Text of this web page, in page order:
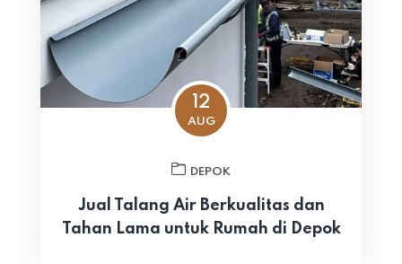
12
AUG
DEPOK
Jual Talang Air Berkualitas dan
Tahan Lama untuk Rumah di Depok